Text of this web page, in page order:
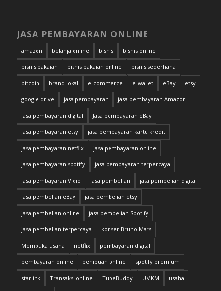
JASA PEMBAYARAN ONLINE
amazon belanja online bisnis bisnis online
bisnis pakaian bisnis pakaian online bisnis sederhana
bitcoin brand lokal e-commerce e-wallet eBay etsy
google drive jasa pembayaran jasa pembayaran Amazon
jasa pembayaran digital Jasa pembayaran eBay
jasa pembayaran etsy jasa pembayaran kartu kredit
jasa pembayaran netflix jasa pembayaran online
jasa pembayaran spotify jasa pembayaran terpercaya
jasa pembayaran Vidio jasa pembelian jasa pembelian digital
jasa pembelian eBay jasa pembelian etsy
jasa pembelian online jasa pembelian Spotify
jasa pembelian terpercaya konser Bruno Mars
Membuka usaha netflix pembayaran digital
pembayaran online penipuan online spotify premium
starlink Transaksi online TubeBuddy UMKM usaha